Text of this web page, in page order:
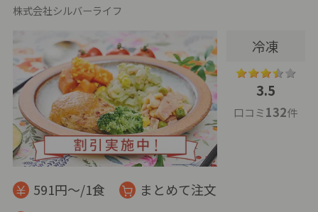
株式会社シルバーライフ
冷凍
3.5
口コミ132件
591円～/1食
まとめて注文